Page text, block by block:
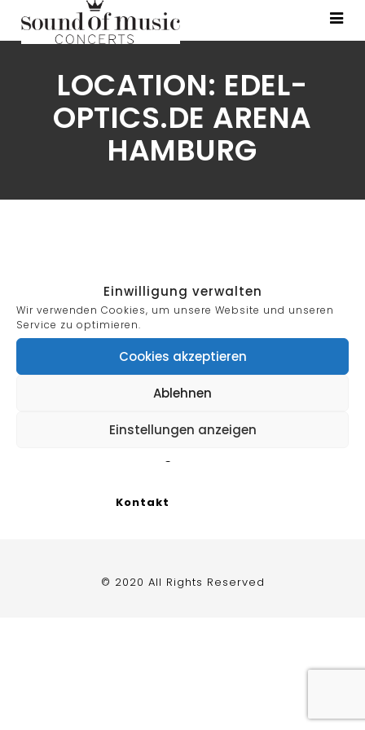
Einwilligung verwalten
Wir verwenden Cookies, um unsere Website und unseren
Service zu optimieren.
Cookies akzeptieren
Ablehnen
Einstellungen anzeigen
LOCATION: EDEL-
OPTICS.DE ARENA
HAMBURG
Search
for:
Kontakt
© 2020 All Rights Reserved